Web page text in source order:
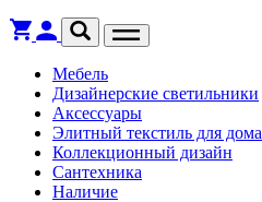
Мебель
Дизайнерские светильники
Аксессуары
Элитный текстиль для дома
Коллекционный дизайн
Сантехника
Наличие